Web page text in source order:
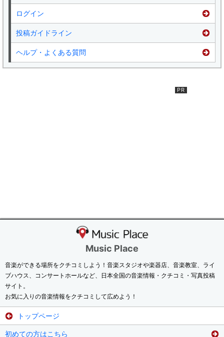
ログイン
投稿ガイドライン
ヘルプ・よくある質問
Music Place
音楽ができる場所をクチコミしよう！音楽スタジオや楽器店、音楽教室、ライ
ブハウス、コンサートホールなど、日本全国の音楽情報・クチコミ・写真投稿
サイト。
お気に入りの音楽情報をクチコミして広めよう！
トップページ
初めての方はこちら